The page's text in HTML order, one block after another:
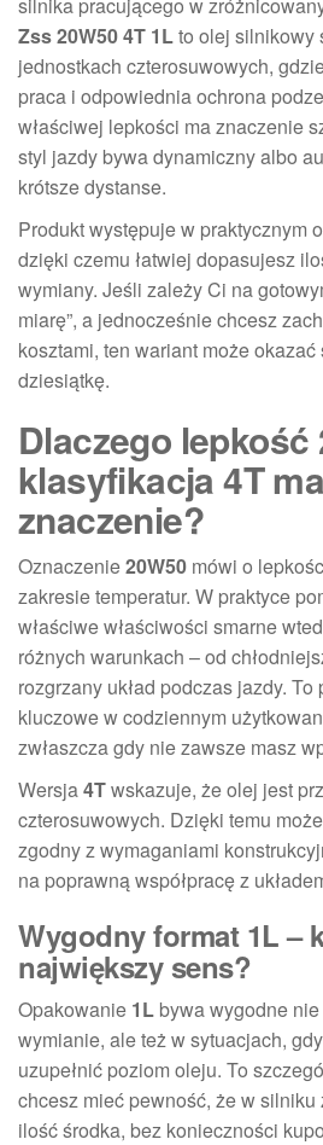
Zss 20W50 4T 1Lto olej silnikowy
jednostkach czterosuwowych,
praca i odpowiednia ochrona
właściwej lepkości ma znaczenie
styl jazdy bywa dynamiczny albo
krótsze dystanse.
Produkt występuje w praktycznym
dzięki czemu łatwiej dopasujesz
wymiany. Jeśli zależy Ci na
miarę”, a jednocześnie chcesz
kosztami, ten wariant może okazać
dziesiątkę.
Dlaczego lepkość
klasyfikacja 4T
znaczenie?
Oznaczenie20W50 mówi o
zakresie temperatur. W praktyce
właściwe właściwości smarne
różnych warunkach – od
rozgrzany układ podczas jazdy.
kluczowe w codziennym
zwłaszcza gdy nie zawsze masz
Wersja4Twskazuje, że olej jest
czterosuwowych. Dzięki temu
zgodny z wymaganiami
na poprawną współpracę z
Wygodny format 1L –
największy sens?
Opakowanie 1L bywa wygodne
wymianie, ale też w sytuacjach,
uzupełnić poziom oleju. To
chcesz mieć pewność, że w silniku
ilość środka, bez konieczności